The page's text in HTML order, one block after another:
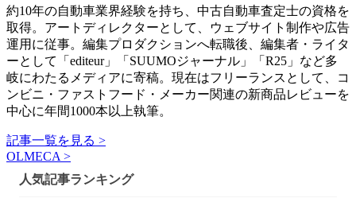
約10年の自動車業界経験を持ち、中古自動車査定士の資格を
取得。アートディレクターとして、ウェブサイト制作や広告
運用に従事。編集プロダクションへ転職後、編集者・ライタ
ーとして「editeur」「SUUMOジャーナル」「R25」など多
岐にわたるメディアに寄稿。現在はフリーランスとして、コ
ンビニ・ファストフード・メーカー関連の新商品レビューを
中心に年間1000本以上執筆。
記事一覧を見る >
OLMECA >
人気記事ランキング